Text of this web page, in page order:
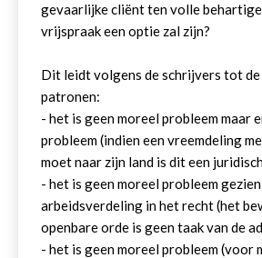
gevaarlijke cliënt ten volle
vrijspraak een optie zal zijn?
Dit leidt volgens de schrijvers tot
patronen:
- het is geen moreel probleem maar
probleem (indien een vreemdeling
moet naar zijn land is dit een
- het is geen moreel probleem
arbeidsverdeling in het recht (het
openbare orde is geen taak van de
- het is geen moreel probleem (voor